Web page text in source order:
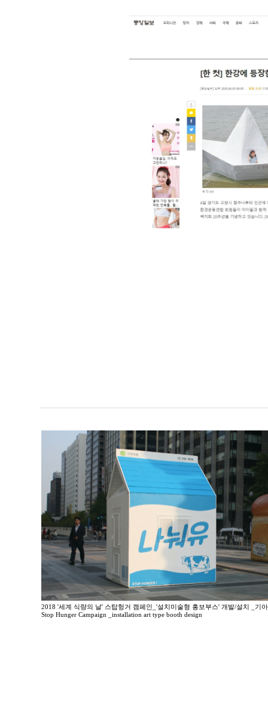
2018 '세계 식량의 날' 스탑헝거 캠페인_'설치미술형 홍보부스' 개발/설치 _기
Stop Hunger Campaign _installation art type booth design